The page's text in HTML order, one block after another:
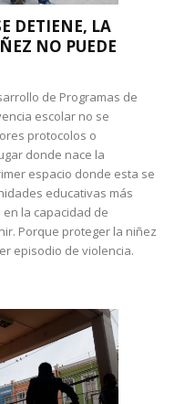
DETIENE, LA
NO PUEDE
de Programas de
escolar no se
protocolos o
donde nace la
espacio donde esta se
educativas más
la capacidad de
Porque proteger la niñez
episodio de violencia.